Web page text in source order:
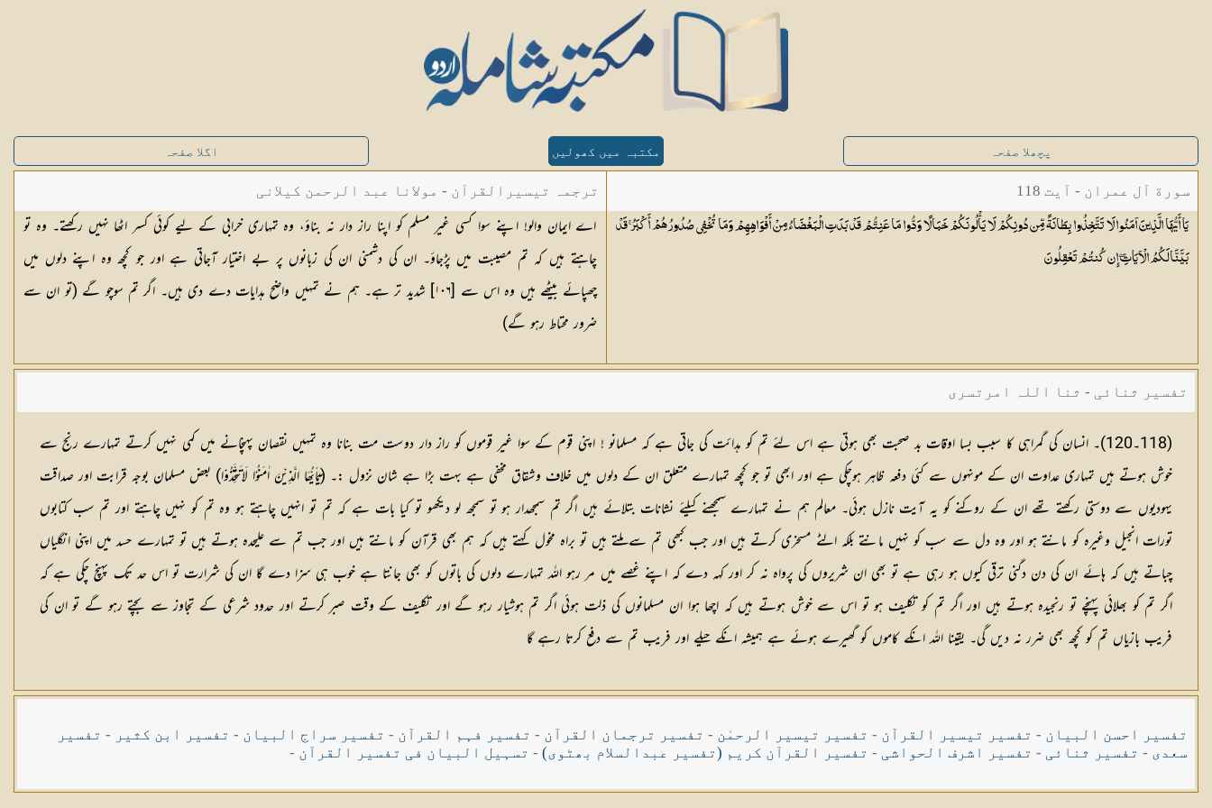
پچھلا صفحہ مکتبہ میں کھولیں اگلا صفحہ
سورة آل عمران - آیت 118
يَا أَيُّهَا الَّذِينَ آمَنُوا لَا تَتَّخِذُوا بِطَانَةً مِّن دُونِكُمْ لَا يَأْلُونَكُمْ خَبَالًا وَدُّوا مَا عَنِتُّمْ قَدْ بَدَتِ الْبَغْضَاءُ مِنْ أَفْوَاهِهِمْ وَمَا تُخْفِي صُدُورُهُمْ أَكْبَرُ ۚ قَدْ
بَيَّنَّا لَكُمُ الْآيَاتِ ۖ إِن كُنتُمْتَعْقِلُونَ
ترجمہ تیسیرالقرآن - مولانا عبد الرحمن کیلانی
اے ایمان والو! اپنے سوا کسی غیر مسلم کو اپنا راز دار نہ بناؤ، وہ تمہاری خرابی کے لیے کوئی کسر اٹھا نہیں رکھتے۔ وہ تو
چاہتے ہیں کہ تم مصیبت میں پڑجاؤ۔ ان کی دشمنی ان کی زبانوں پر بے اختیار آجاتی ہے اور جو کچھ وہ اپنے دلوں میں
چھپائے بیٹھے ہیں وہ اس سے [١٠٦] شدید تر ہے۔ ہم نے تمہیں واضح ہدایات دے دی ہیں۔ اگر تم سوچو گے (تو ان سے
ضرور محتاط رہو گے)
تفسیر ثنائی - ثنا اللہ امرتسری
(118۔120)۔ انسان کی گمراہی کا سبب بسا اوقات بد صحبت بھی ہوتی ہے اس لئے تم کو ہدائت کی جاتی ہے کہ مسلمانو ! اپنی قوم کے سوا غیر قوموں کو راز دار دوست مت بنانا وہ تمہیں نقصان پہنچانے میں کمی نہیں کرتے تمہارے رنج سے
خوش ہوتے ہیں تمہاری عداوت ان کے مونہوں سے کئی دفعہ ظاہر ہوچکی ہے اور ابھی تو جو کچھ تمہارے متعلق ان کے دلوں میں خلاف وشقاق مخفی ہے بہت بڑا ہے شان نزول :۔ (یٰٓاَیُّھَا الَّذِیْنَ اٰمَنُوْا لَاتَتَّخِذُوْا) بعض مسلمان بوجہ قرابت اور صداقت
یہودیوں سے دوستی رکھتے تھے ان کے روکنے کو یہ آیت نازل ہوئی۔ معالم ہم نے تمہارے سمجھنے کیلئے نشانات بتلائے ہیں اگر تم سمجھدار ہو تو سمجھ لو دیکھو تو کیا بات ہے کہ تم تو انہیں چاہتے ہو وہ تم کو نہیں چاہتے اور تم سب کتابوں
تورات انجیل وغیرہ کو مانتے ہو اور وہ دل سے سب کو نہیں مانتے بلکہ الٹے مسخری کرتے ہیں اور جب کبھی تم سے ملتے ہیں تو براہ مخول کہتے ہیں کہ ہم بھی قرآن کو مانتے ہیں اور جب تم سے علیحدہ ہوتے ہیں تو تمہارے حسد میں اپنی انگلیاں
چباتے ہیں کہ ہائے ان کی دن دگنی ترقی کیوں ہو رہی ہے تو بھی ان شریروں کی پرواہ نہ کر اور کہہ دے کہ اپنے غصے میں مر رہو اللہ تمہارے دلوں کی باتوں کو بھی جانتا ہے خوب ہی سزا دے گا ان کی شرارت تو اس حد تک پہنچ چکی ہے کہ
اگر تم کو بھلائی پہنچے تو رنجیدہ ہوتے ہیں اور اگر تم کو تکلیف ہو تو اس سے خوش ہوتے ہیں کہ اچھا ہوا ان مسلمانوں کی ذلت ہوئی اگر تم ہوشیار رہو گے اور تکلیف کے وقت صبر کرتے اور حدود شرعی کے تجاوز سے بچتے رہو گے تو ان کی
فریب بازیاں تم کو کچھ بھی ضرر نہ دیں گی۔ یقینا اللہ انکے کاموں کو گھیرے ہوئے ہے ہمیشہ انکے حیلے اور فریب تم سے دفع کرتا رہے گا
تفسیر احسن البیان - تفسیر تیسیر القرآن - تفسیر تیسیر الرحمٰن - تفسیر ترجمان القرآن - تفسیر فہم القرآن - تفسیر سراج البیان - تفسیر ابن کثیر - تفسیر
سعدی - تفسیر ثنائی - تفسیر اشرف الحواشی - تفسیر القرآن کریم (تفسیر عبدالسلام بھٹوی) - تسہیل البیان فی تفسیر القرآن -